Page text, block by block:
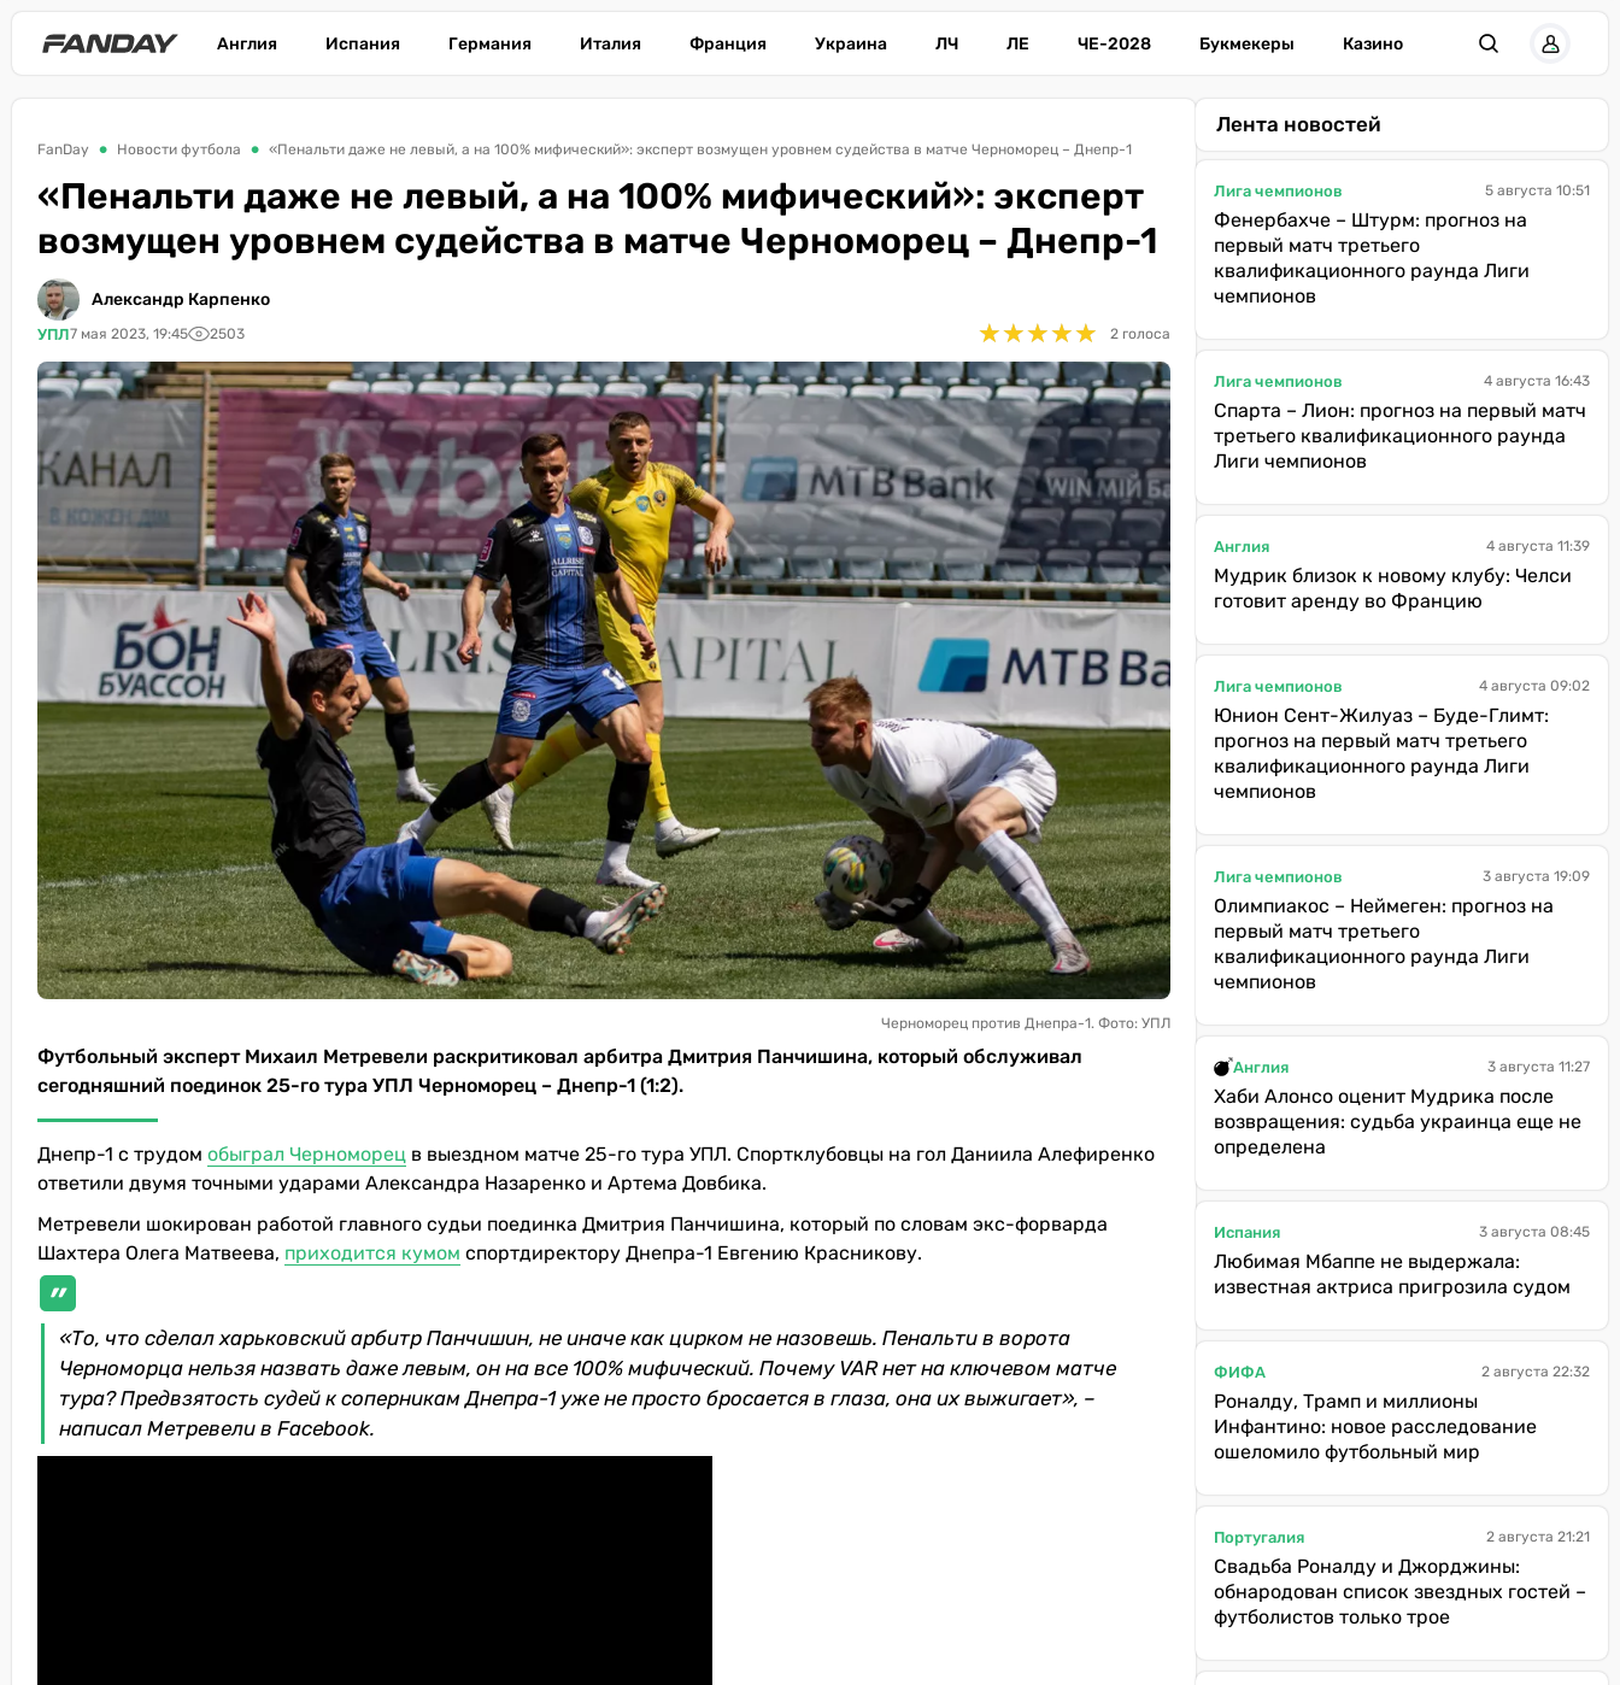
Англия Испания Германия Италия Франция Украина ЛЧ ЛЕ ЧЕ-2028 Букмекеры Казино
FanDay Новости футбола «Пенальти даже не левый, а на 100% мифический»: эксперт возмущен уровнем судейства в матче Черноморец – Днепр-1
«Пенальти даже не левый, а на 100% мифический»: эксперт
возмущен уровнем судейства в матче Черноморец – Днепр-1
Александр Карпенко
УПЛ7 мая 2023, 19:45 2503 ★★★★★
★★★★★ 2 голоса
Черноморец против Днепра-1. Фото: УПЛ
Футбольный эксперт Михаил Метревели раскритиковал арбитра Дмитрия Панчишина, который обслуживал
сегодняшний поединок 25-го тура УПЛ Черноморец – Днепр-1 (1:2).
Днепр-1 с трудом обыграл Черноморец в выездном матче 25-го тура УПЛ. Спортклубовцы на гол Даниила Алефиренко
ответили двумя точными ударами Александра Назаренко и Артема Довбика.
Метревели шокирован работой главного судьи поединка Дмитрия Панчишина, который по словам экс-форварда
Шахтера Олега Матвеева, приходится кумом спортдиректору Днепра-1 Евгению Красникову.
«То, что сделал харьковский арбитр Панчишин, не иначе как цирком не назовешь. Пенальти в ворота
Черноморца нельзя назвать даже левым, он на все 100% мифический. Почему VAR нет на ключевом матче
тура? Предвзятость судей к соперникам Днепра-1 уже не просто бросается в глаза, она их выжигает», –
написал Метревели в Facebook.
Лента новостей
Лига чемпионов 5 августа 10:51
Фенербахче – Штурм: прогноз на
первый матч третьего
квалификационного раунда Лиги
чемпионов
Лига чемпионов 4 августа 16:43
Спарта – Лион: прогноз на первый матч
третьего квалификационного раунда
Лиги чемпионов
Англия 4 августа 11:39
Мудрик близок к новому клубу: Челси
готовит аренду во Францию
Лига чемпионов 4 августа 09:02
Юнион Сент-Жилуаз – Буде-Глимт:
прогноз на первый матч третьего
квалификационного раунда Лиги
чемпионов
Лига чемпионов 3 августа 19:09
Олимпиакос – Неймеген: прогноз на
первый матч третьего
квалификационного раунда Лиги
чемпионов
Англия 3 августа 11:27
Хаби Алонсо оценит Мудрика после
возвращения: судьба украинца еще не
определена
Испания 3 августа 08:45
Любимая Мбаппе не выдержала:
известная актриса пригрозила судом
ФИФА 2 августа 22:32
Роналду, Трамп и миллионы
Инфантино: новое расследование
ошеломило футбольный мир
Португалия 2 августа 21:21
Свадьба Роналду и Джорджины:
обнародован список звездных гостей –
футболистов только трое